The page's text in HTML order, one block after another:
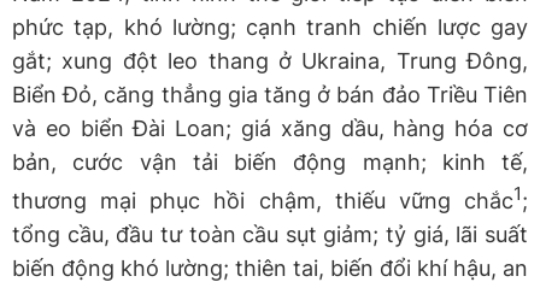
phức tạp, khó lường; cạnh tranh chiến lược gay
gắt; xung đột leo thang ở Ukraina, Trung Đông,
Biển Đỏ, căng thẳng gia tăng ở bán đảo Triều Tiên
và eo biển Đài Loan; giá xăng dầu, hàng hóa cơ
bản, cước vận tải biến động mạnh; kinh tế,
thương mại phục hồi chậm, thiếu vững chắc1;
tổng cầu, đầu tư toàn cầu sụt giảm; tỷ giá, lãi suất
biến động khó lường; thiên tai, biến đổi khí hậu, an